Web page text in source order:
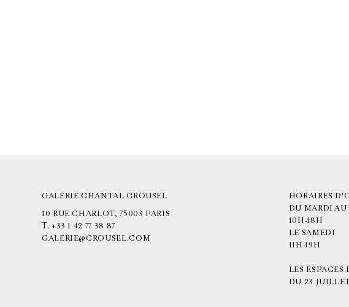
GALERIE CHANTAL CROUSEL
10 RUE CHARLOT, 75003 PARIS
T. +33 1 42 77 38 87
GALERIE@CROUSEL.COM
HORAIRES
DU MARDI AU
10H-18H
LE SAMEDI
11H-19H
LES ESPACES
DU 23